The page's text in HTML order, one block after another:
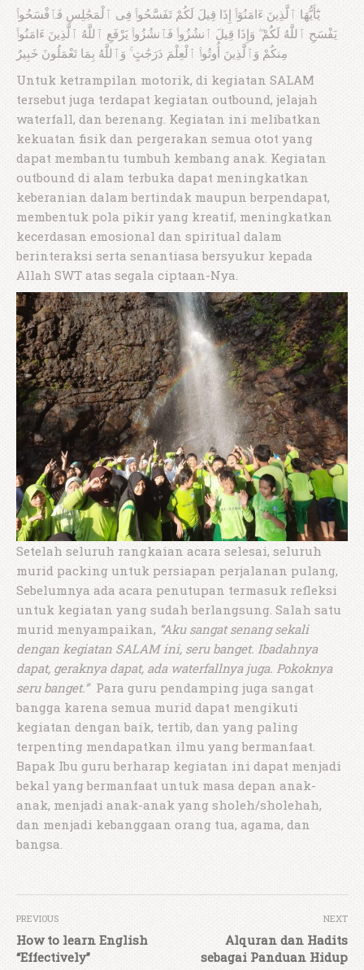
يَٰٓأَيُّهَا ٱلَّذِينَ ءَامَنُوٓا۟ إِذَا قِيلَ لَكُمْ تَفَسَّحُوا۟ فِى ٱلْمَجَٰلِسِ فَٱفْسَحُوا۟
يَفْسَحِ ٱللَّهُ لَكُمْ ۖ وَإِذَا قِيلَ ٱنشُزُوا۟ فَٱنشُزُوا۟ يَرْفَعِ ٱللَّهُ ٱلَّذِينَ ءَامَنُوا۟
مِنكُمْ وَٱلَّذِينَ أُوتُوا۟ ٱلْعِلْمَ دَرَجَٰتٍ ۚ وَٱللَّهُ بِمَا تَعْمَلُونَ خَبِيرٌ
Untuk ketrampilan motorik, di kegiatan SALAM
tersebut juga terdapat kegiatan outbound, jelajah
waterfall, dan berenang. Kegiatan ini melibatkan
kekuatan fisik dan pergerakan semua otot yang
dapat membantu tumbuh kembang anak. Kegiatan
outbound di alam terbuka dapat meningkatkan
keberanian dalam bertindak maupun berpendapat,
membentuk pola pikir yang kreatif, meningkatkan
kecerdasan emosional dan spiritual dalam
berinteraksi serta senantiasa bersyukur kepada
Allah SWT atas segala ciptaan-Nya.
Setelah seluruh rangkaian acara selesai, seluruh
murid packing untuk persiapan perjalanan pulang,
Sebelumnya ada acara penutupan termasuk refleksi
untuk kegiatan yang sudah berlangsung. Salah satu
murid menyampaikan, “Aku sangat senang sekali
dengan kegiatan SALAM ini, seru banget. Ibadahnya
dapat, geraknya dapat, ada waterfallnya juga. Pokoknya
seru banget.” Para guru pendamping juga sangat
bangga karena semua murid dapat mengikuti
kegiatan dengan baik, tertib, dan yang paling
terpenting mendapatkan ilmu yang bermanfaat.
Bapak Ibu guru berharap kegiatan ini dapat menjadi
bekal yang bermanfaat untuk masa depan anak-
anak, menjadi anak-anak yang sholeh/sholehah,
dan menjadi kebanggaan orang tua, agama, dan
bangsa.
PREVIOUS
How to learn English
“Effectively”
NEXT
Alquran dan Hadits
sebagai Panduan Hidup